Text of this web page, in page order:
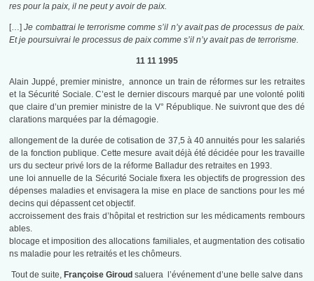
res pour la paix, il ne peut y avoir de paix.
[…]Je combattrai le terrorisme comme s’il n’y avait pas de processus de paix.
Et je poursuivrai le processus de paix comme s’il n’y avait pas de terrorisme.
11 11 1995
Alain Juppé, premier ministre, annonce un train de réformes sur les retraites
et la Sécurité Sociale. C’est le dernier discours marqué par une volonté politi
que claire d’un premier ministre de la V° République. Ne suivront que des dé
clarations marquées par la démagogie.
allongement de la durée de cotisation de 37,5 à 40 annuités pour les salariés
de la fonction publique. Cette mesure avait déjà été décidée pour les travaille
urs du secteur privé lors de la réforme Balladur des retraites en 1993.
une loi annuelle de la Sécurité Sociale fixera les objectifs de progression des
dépenses maladies et envisagera la mise en place de sanctions pour les mé
decins qui dépassent cet objectif.
accroissement des frais d’hôpital et restriction sur les médicaments rembours
ables.
blocage et imposition des allocations familiales, et augmentation des cotisatio
ns maladie pour les retraités et les chômeurs.
Tout de suite, Françoise Giroud saluera l’événement d’une belle salve dans